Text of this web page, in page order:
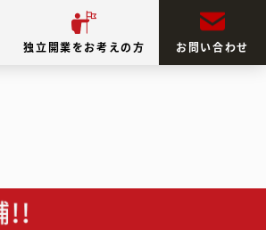
独立開業をお考えの方 お問い合わせ